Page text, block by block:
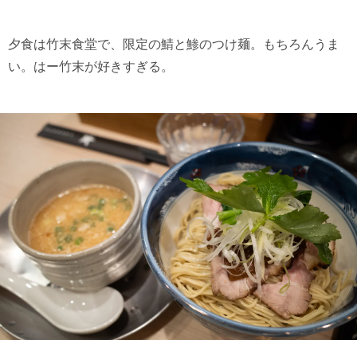
夕食は竹末食堂で、限定の鯖と鯵のつけ麺。もちろんうま
い。はー竹末が好きすぎる。